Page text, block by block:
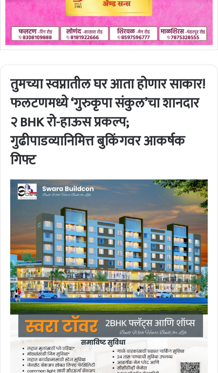
तुमच्या स्वप्नातील घर आता होणार साकार!
फलटणमध्ये ‘गुरुकृपा संकुल’चा शानदार
२ BHK रो-हाऊस प्रकल्प;
गुढीपाडव्यानिमित्त बुकिंगवर आकर्षक
गिफ्ट